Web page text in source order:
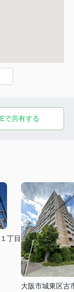
で共有する
丁目
大阪市城東区古